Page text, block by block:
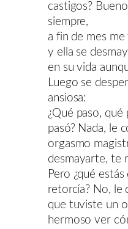
castigos?
siempre,
a fin de mes me
y ella se
en su vida
Luego se
ansiosa:
¿Qué paso,
pasó? Nada, le
orgasmo
desmayarte, te
Pero ¿qué
retorcía? No, le
que tuviste un
hermoso ver